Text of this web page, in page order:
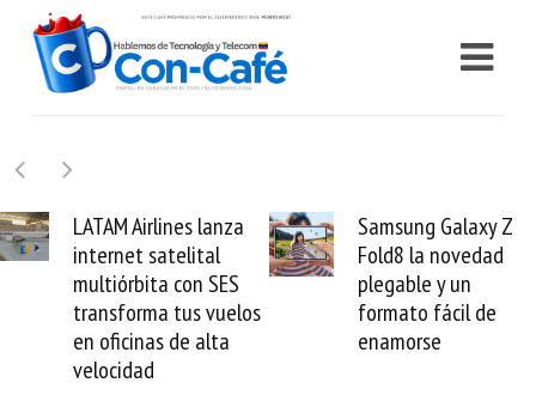
lanza
Samsung Galaxy Z
Fold8 la novedad
plegable y un
formato fácil de
enamorse
Cashea
millones de
valida el
mundo